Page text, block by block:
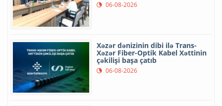
06-08-2026
Xəzər dənizinin dibi ilə Trans-
Xəzər Fiber-Optik Kabel Xəttinin
çəkilişi başa çatıb
06-08-2026